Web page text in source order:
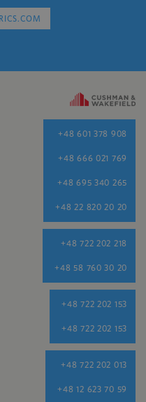
+48 601 378 908
+48 666 021 769
+48 695 340 265
+48 22 820 20 20
+48 722 202 218
+48 58 760 30 20
+48 722 202 153
+48 722 202 153
+48 722 202 013
+48 12 623 70 59